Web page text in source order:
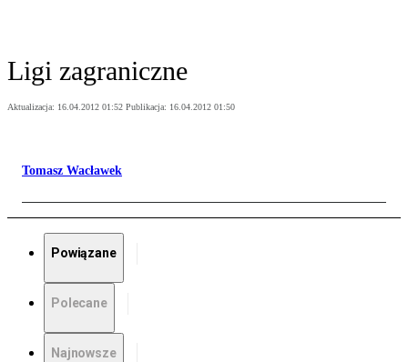
Ligi zagraniczne
Aktualizacja: 16.04.2012 01:52 Publikacja: 16.04.2012 01:50
Tomasz Wacławek
Powiązane
Polecane
Najnowsze